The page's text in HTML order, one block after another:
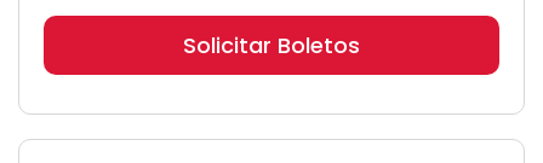
Solicitar Boletos